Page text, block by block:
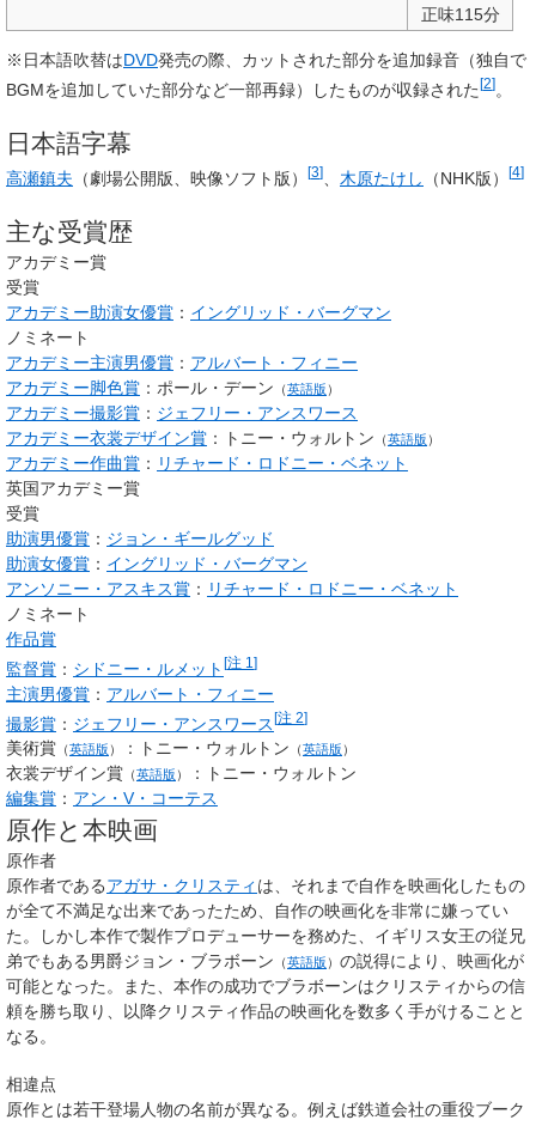
正味115分
※日本語吹替はDVD発売の際、カットされた部分を追加録音（独自で
BGMを追加していた部分など一部再録）したものが収録された[2]。
日本語字幕
高瀬鎮夫 （劇場公開版、映像ソフト版） [3] 木原たけし （NHK版） [4]
主な受賞歴
アカデミー賞
受賞
アカデミー助演女優賞 ： イングリッド・バーグマン
ノミネート
アカデミー主演男優賞 ： アルバート・フィニー
アカデミー脚色賞 ： ポール・デーン （英語版 ）
アカデミー撮影賞 ： ジェフリー・アンスワース
アカデミー衣裳デザイン賞 ： トニー・ウォルトン （英語版 ）
アカデミー作曲賞 ： リチャード・ロドニー・ベネット
英国アカデミー賞
受賞
助演男優賞 ： ジョン・ギールグッド
助演女優賞 ： イングリッド・バーグマン
アンソニー・アスキス賞 ： リチャード・ロドニー・ベネット
ノミネート
作品賞
監督賞 ： シドニー・ルメット [注 1 ]
主演男優賞 ： アルバート・フィニー
撮影賞 ： ジェフリー・アンスワース[注 2]
美術賞 （英語版 ） ： トニー・ウォルトン （英語版 ）
衣裳デザイン賞 （英語版 ）
：トニー・ウォルトン
編集賞 ： アン・V・コーテス
原作と本映画
原作者
原作者であるアガサ・クリスティ は、それまで自作を映画化したもの
が全て不満足な出来であったため、自作の映画化を非常に嫌ってい
た。しかし本作で製作プロデューサーを務めた、イギリス女王の従兄
弟でもある男爵ジョン・ブラボーン （英語版 ） の説得により、映画化が
可能となった。また、本作の成功でブラボーンはクリスティからの信
頼を勝ち取り、以降クリスティ作品の映画化を数多く手がけることと
なる。
相違点
原作とは若干登場人物の名前が異なる。例えば鉄道会社の重役ブーク